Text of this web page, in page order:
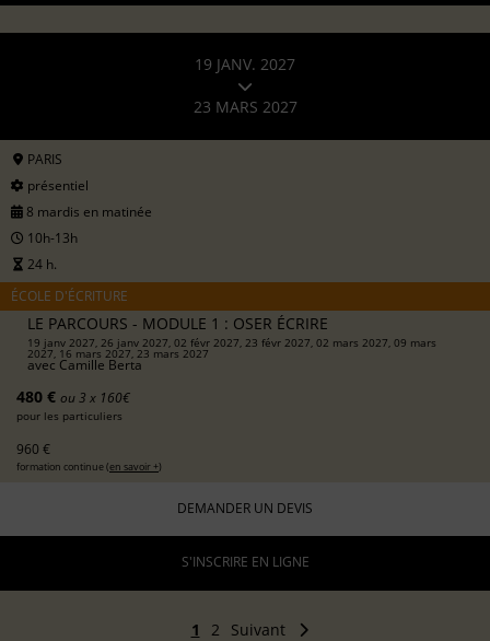
19 JANV. 2027
23 MARS 2027
PARIS
présentiel
8 mardis en matinée
10h-13h
24 h.
ÉCOLE D'ÉCRITURE
LE PARCOURS - MODULE 1 : OSER ÉCRIRE
19 janv 2027, 26 janv 2027, 02 févr 2027, 23 févr 2027, 02 mars 2027, 09 mars
2027, 16 mars 2027, 23 mars 2027
avec Camille Berta
480 € ou 3 x 160€
pour les particuliers
960 €
formation continue (en savoir +)
DEMANDER UN DEVIS
S'INSCRIRE EN LIGNE
1 2 Suivant